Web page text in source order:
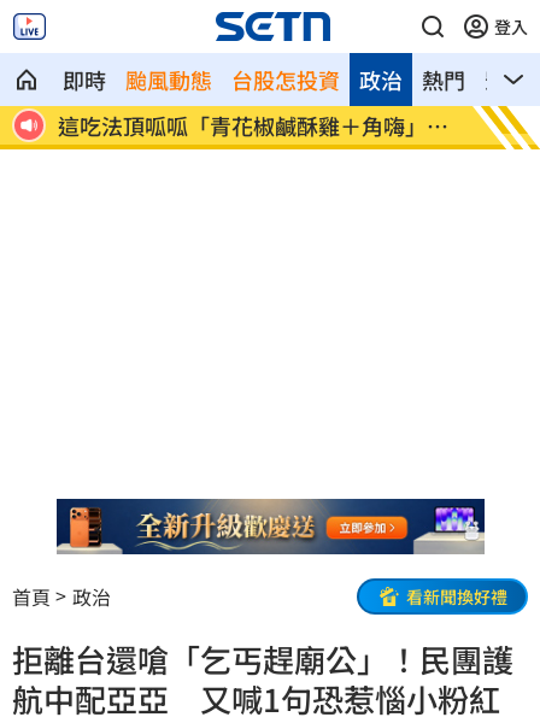
登入
即時 颱風動態 台股怎投資 熱門 影音
政治
鎮
這吃法頂呱呱「青花椒鹹酥雞＋角嗨」開
賣
韓股
首頁 政治 看新聞換好禮
拒離台還嗆「乞丐趕廟公」！民團護
航中配亞亞 又喊1句恐惹惱小粉紅